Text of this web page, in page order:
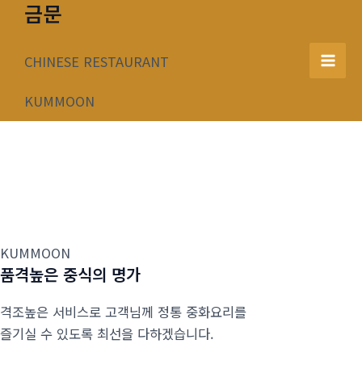
너
금문
CHINESE RESTAURANT
KUMMOON
Main
KUMMOON
품격높은 중식의 명가
격조높은 서비스로 고객님께 정통 중화요리를
즐기실 수 있도록 최선을 다하겠습니다.